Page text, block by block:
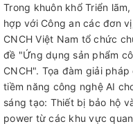
Trong khuôn khổ Triển
hợp với Công an các đơn
CNCH Việt Nam tổ chức
đề "Ứng dụng sản phẩm
CNCH". Tọa đàm giải
tiềm năng công nghệ AI
sáng tạo: Thiết bị bảo hộ
power từ các khu vực